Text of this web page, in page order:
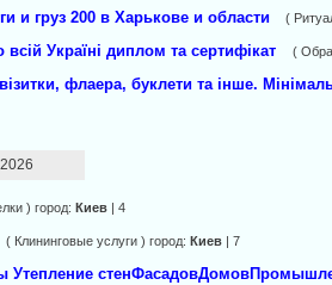
и груз 200 в Харькове и области (
Україні диплом та сертифікат (
флаера, буклети та інше.
) город: Киев| 4
( Клининговые услуги ) город: Киев| 7
Утепление